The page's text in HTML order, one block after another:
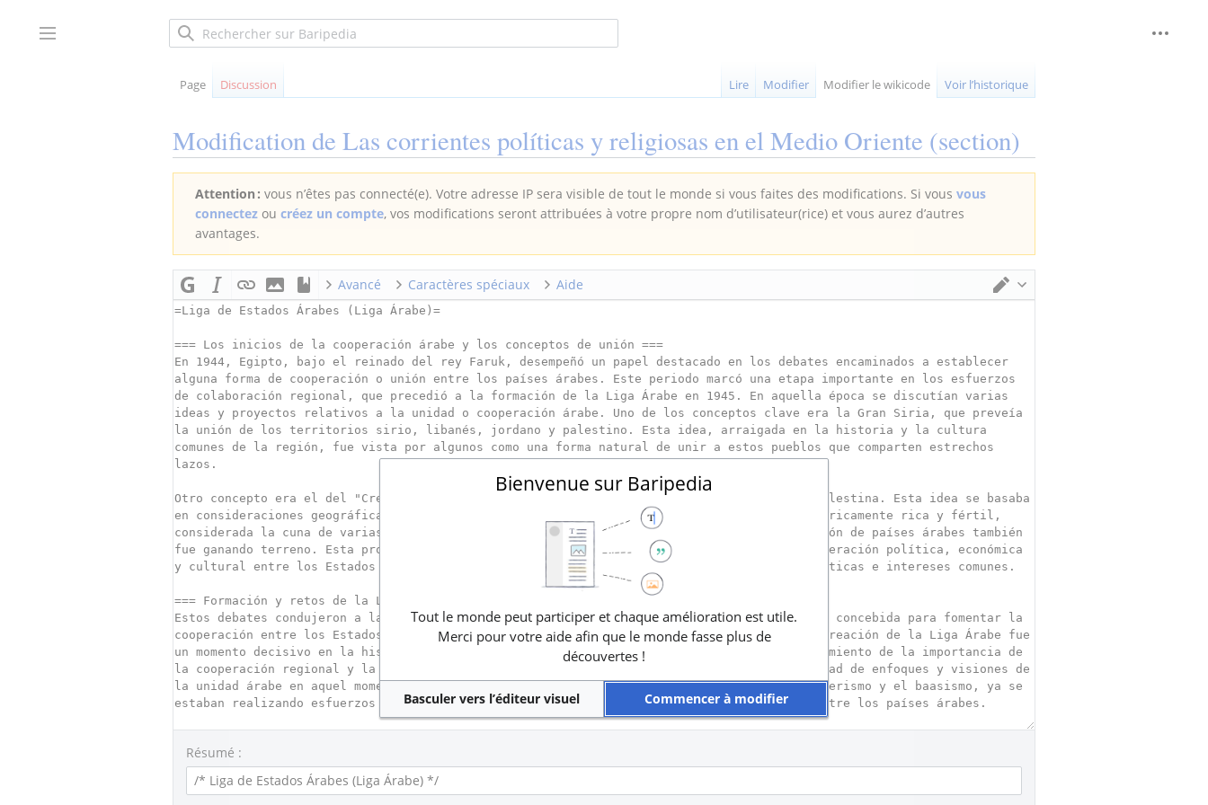
au Afficher / masquer la barre latérale Outils
replié
Page Discussion Lire Modifier Modifier le wikicode Voir l’historique
Modification de Las corrientes políticas y religiosas en el Medio Oriente (section)
Attention : vous n’êtes pas connecté(e). Votre adresse IP sera visible de tout le monde si vous faites des modifications. Si vous vous
connectez ou créez un compte, vos modifications seront attribuées à votre propre nom d’utilisateur(rice) et vous aurez d’autres
avantages.
Changer d’éditeur
Avancé Caractères spéciaux Aide
Résumé :
Bienvenue sur Baripedia
Tout le monde peut participer et chaque amélioration est utile.
Merci pour votre aide afin que le monde fasse plus de
découvertes !
Basculer vers l’éditeur visuel Commencer à modifier